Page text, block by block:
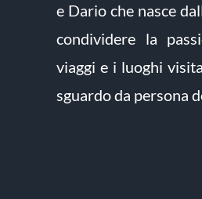
e Dario che nasce
condividere la
viaggi e i luoghi
sguardo da persona